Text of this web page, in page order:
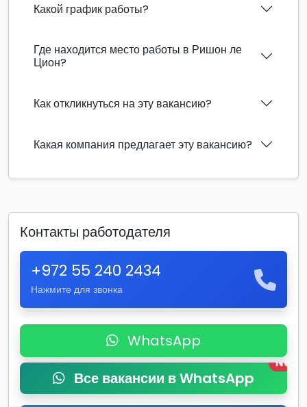
Какой график работы?
Где находится место работы в Ришон ле
Цион?
Как откликнуться на эту вакансию?
Какая компания предлагает эту вакансию?
Контакты работодателя
+972 55 240 2434
Нажмите для звонка
WhatsApp
Все вакансии в WhatsApp
New